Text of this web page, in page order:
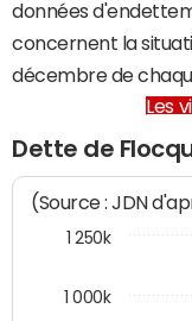
données
concernent la
décembre de
Les
Dette de
(Source : JDN
1 000k
1 250k